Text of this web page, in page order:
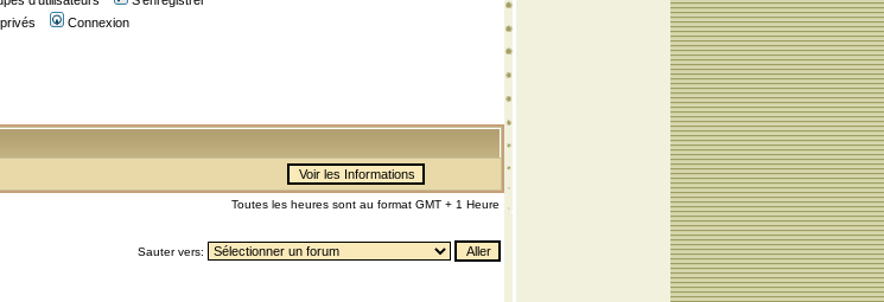
Connexion
Toutes les heures sont au format GMT + 1 Heure
Sauter vers: